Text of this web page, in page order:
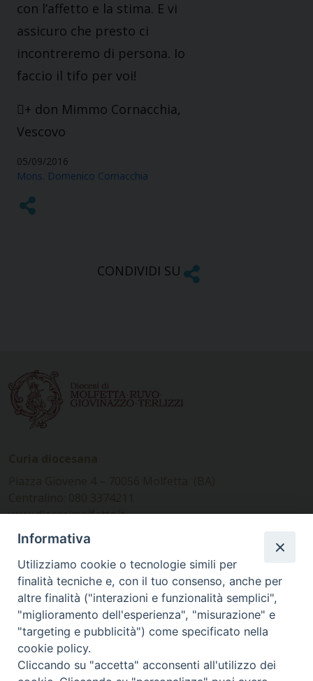
con l’affetto e la stima. E vi
assicuro che presto ci
incontreremo di persona. Io
faccio il tifo per voi!
+ don Mimmo Cornacchia,
Vescovo
05/09/2016
Mons. Domenico Cornacchia
CONDIVIDI SU
www.diocesimolfetta.it –
diocesimolfetta@pec.chiesacattolica.it
Ufficio Comunicazioni sociali
Piazza Giovene 4 – 70056 Molfetta (BA)
comunicazionisociali@diocesimolfetta.it
SEGUICI SU
Informativa
Utilizziamo cookie o tecnologie simili per
finalità tecniche e, con il tuo consenso, anche per
altre finalità ("interazioni e funzionalità semplici",
"miglioramento dell'esperienza", "misurazione" e
"targeting e pubblicità") come specificato nella
cookie policy.
Cliccando su "accetta" acconsenti all'utilizzo dei